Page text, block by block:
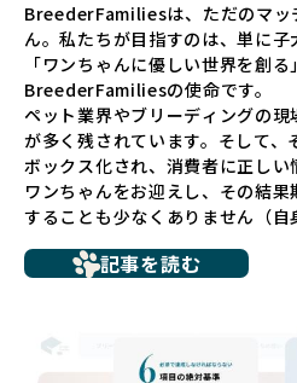
BreederFamiliesは、ただのマッ
ん。私たちが目指すのは、単に子
「ワンちゃんに優しい世界を創
BreederFamiliesの使命です。
ペット業界やブリーディングの
が多く残されています。そして、
ボックス化され、消費者に正しい
ワンちゃんをお迎えし、その結
することも少なくありません（
ち、健康面や社会性に問題を抱え
いるというケースもあります。
っても大きな負担であり、ワン
記事を読む